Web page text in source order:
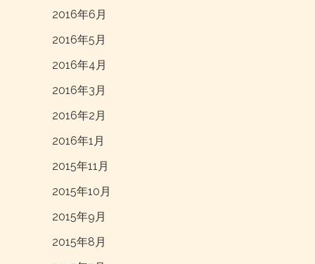
2016年6月
2016年5月
2016年4月
2016年3月
2016年2月
2016年1月
2015年11月
2015年10月
2015年9月
2015年8月